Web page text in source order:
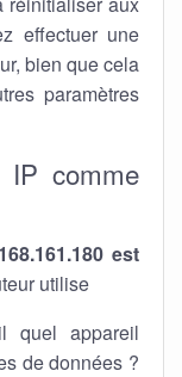
effectuer une
bien que cela
paramètres
IP comme
est
utilise
quel appareil
de données ?